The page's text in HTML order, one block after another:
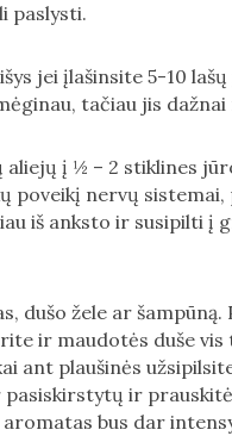
paslysti.
jei įlašinsite 5-10
tačiau jis
į ½ – 2 stiklines
poveikį nervų
iš anksto ir susipilti į
dušo žele ar
ir maudotės duše
ant plaušinės
ir
bus dar